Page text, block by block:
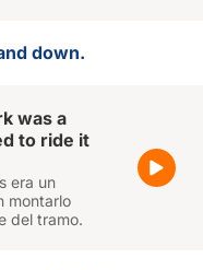
down.
was a
to ride it
era un
montarlo
del tramo.